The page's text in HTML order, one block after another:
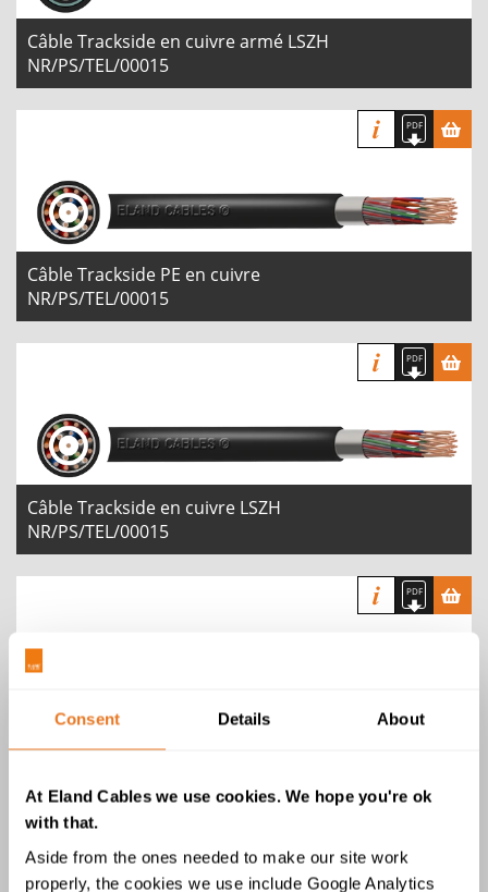
Consent Details About
At Eland Cables we use cookies. We hope you're ok
with that.
Aside from the ones needed to make our site work
properly, the cookies we use include Google Analytics
Câble Trackside en cuivre armé LSZH
NR/PS/TEL/00015
Câble Trackside PE en cuivre
NR/PS/TEL/00015
Câble Trackside en cuivre LSZH
NR/PS/TEL/00015